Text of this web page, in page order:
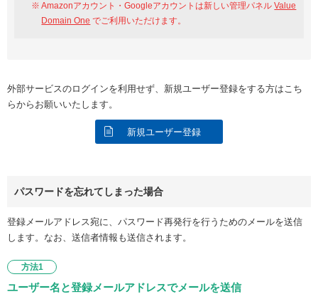
Amazonアカウント・Googleアカウントは新しい管理パネルValue
Domain One でご利用いただけます。
外部サービスのログインを利用せず、新規ユーザー登録をする方はこち
らからお願いいたします。
新規ユーザー登録
パスワードを忘れてしまった場合
登録メールアドレス宛に、パスワード再発行を行うためのメールを送信
します。なお、送信者情報も送信されます。
方法1
ユーザー名と登録メールアドレスでメールを送信